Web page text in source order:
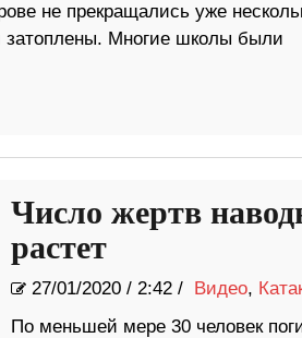
не прекращались уже
Многие школы были
Число жертв
растет
27/01/2020/ 2:42 / Видео,
По меньшей мере 30 человек